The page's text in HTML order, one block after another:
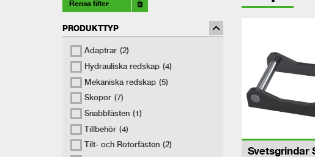
Rensa filter
PRODUKTTYP
Adaptrar (2)
Hydrauliska redskap (4)
Mekaniska redskap (5)
Skopor (7)
Snabbfästen (1)
Tillbehör (4)
Tilt- och Rotorfästen (2)
Svetsgrindar